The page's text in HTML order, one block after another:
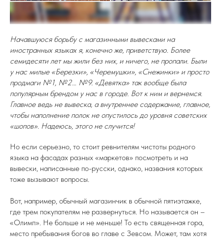
Начавшуюся борьбу с магазинными вывесками на
иностранных языках я, конечно же, приветствую. Более
семидесяти лет мы жили без них, и ничего, не пропали. Были
у нас милые «Березки», «Черемушки», «Снежинки» и просто
продмаги №1, №2… №9. «Девятка» так вообще была
популярным брендом у нас в городе. Вот к ним и вернемся.
Главное ведь не вывеска, а внутреннее содержание, главное,
чтобы наполнение полок не опустилось до уровня советских
«шопов». Надеюсь, этого не случится!
Но если серьезно, то стоит ревнителям чистоты родного
языка на фасадах разных «маркетов» посмотреть и на
вывески, написанные по-русски, однако, названия которых
тоже вызывают вопросы.
Вот, например, обычный магазинчик в обычной пятиэтажке,
где трем покупателям не развернуться. Но называется он –
«Олимп». Не больше и не меньше! То есть священная гора,
место пребывания богов во главе с Зевсом. Может, там хотя